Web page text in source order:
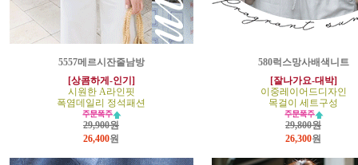
5557메르시잔줄남방
[상콤하게-인기]
시원한 A라인핏
폭염데일리 정석패션
29,900원
26,400원
580럭스망사배색니트
[잘나가요-대박]
이중레이어드디자인
목걸이 세트구성
29,800원
26,300원